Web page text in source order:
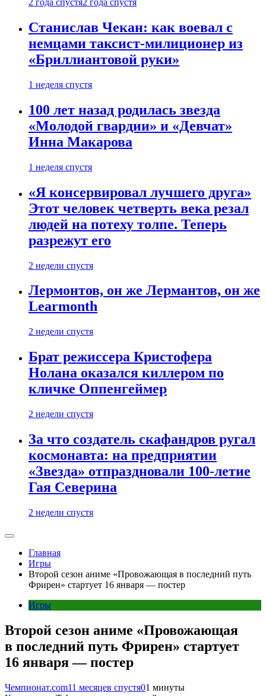
2 года спустя2 года спустя
Станислав Чекан: как воевал с
немцами таксист-милиционер из
«Бриллиантовой руки»
1 неделя спустя
100 лет назад родилась звезда
«Молодой гвардии» и «Девчат»
Инна Макарова
1 неделя спустя
«Я консервировал лучшего друга»
Этот человек четверть века резал
людей на потеху толпе. Теперь
разрежут его
2 недели спустя
Лермонтов, он же Лермантов, он же
Learmonth
2 недели спустя
Брат режиссера Кристофера
Нолана оказался киллером по
кличке Оппенгеймер
2 недели спустя
За что создатель скафандров ругал
космонавта: на предприятии
«Звезда» отпраздновали 100-летие
Гая Северина
2 недели спустя
Главная
Игры
Второй сезон аниме «Провожающая в последний путь
Фрирен» стартует 16 января — постер
Игры
Второй сезон аниме «Провожающая
в последний путь Фрирен» стартует
16 января — постер
Чемпионат.com11 месяцев спустя01 минуты